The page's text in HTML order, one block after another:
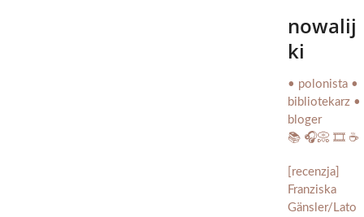
nowalij
ki
• polonista •
bibliotekarz •
bloger
📚 🎧📀 🎞️ ☕️
[recenzja]
Franziska
Gänsler/Lato